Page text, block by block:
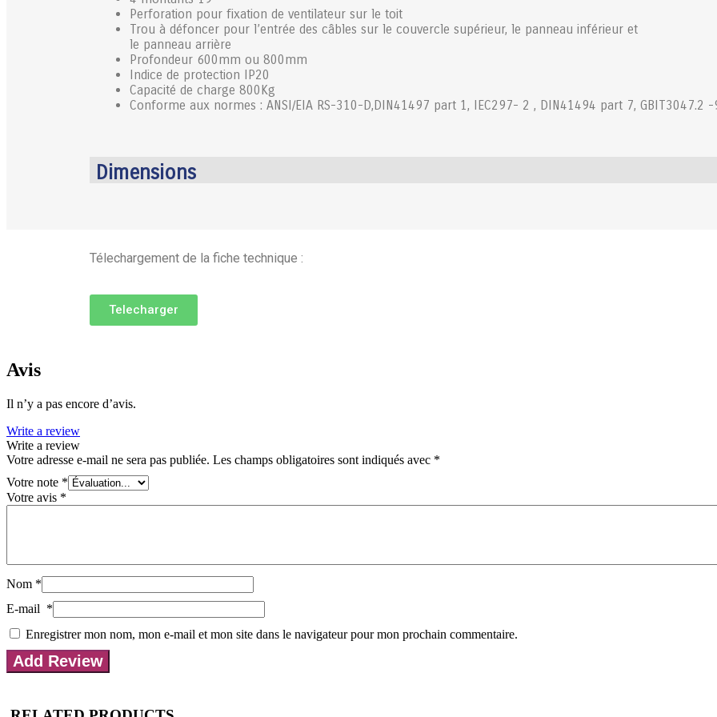
Perforation pour fixation de ventilateur sur le toit
Trou à défoncer pour l’entrée des câbles sur le couvercle supérieur, le panneau inférieur et
le panneau arrière
Profondeur 600mm ou 800mm
Indice de protection IP20
Capacité de charge 800Kg
Conforme aux normes : ANSI/EIA RS-310-D,DIN41497 part 1, IEC297- 2 , DIN41494 part 7, GBIT3047.2
Dimensions
Télechargement de la fiche technique :
Telecharger
Avis
Il n’y a pas encore d’avis.
Write a review
Write a review
Votre adresse e-mail ne sera pas publiée. Les champs obligatoires sont indiqués avec *
Votre note *
Votre avis *
Nom *
E-mail *
Enregistrer mon nom, mon e-mail et mon site dans le navigateur pour mon prochain commentaire.